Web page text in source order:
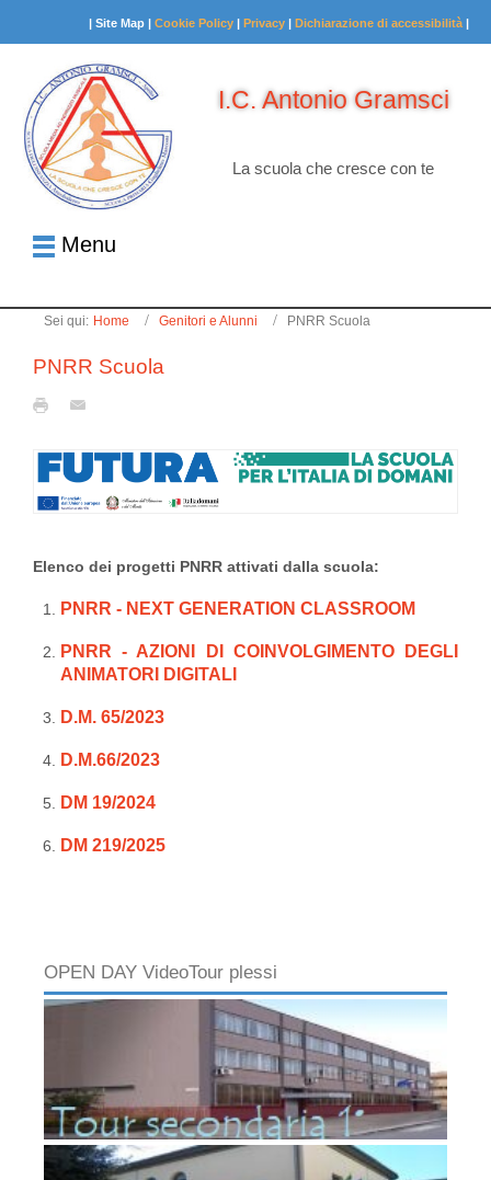
| Site Map | Cookie Policy | Privacy | Dichiarazione di accessibilità |
I.C. Antonio Gramsci
La scuola che cresce con te
Menu
Sei qui: Home Genitori e Alunni PNRR Scuola
OPEN DAY VideoTour plessi
PNRR Scuola
Elenco dei progetti PNRR attivati dalla scuola:
PNRR - NEXT GENERATION CLASSROOM
PNRR - AZIONI DI COINVOLGIMENTO DEGLI
ANIMATORI DIGITALI
D.M. 65/2023
D.M.66/2023
DM 19/2024
DM 219/2025